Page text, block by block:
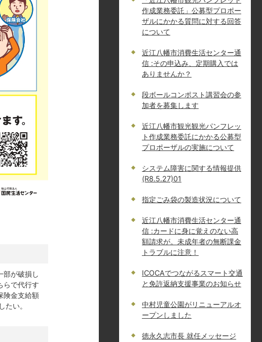
部が破損し
らで代行す
険金支給額
い。
作成業務委託」公募型プロポー
ザルにかかる質問に対する回答
について
近江八幡市消費生活センター通
信 :その申込み、定期購入では
ありませんか？
段ボールコンポスト講習会の参
加者を募集します
近江八幡市観光観光パンフレッ
ト作成業務委託にかかる公募型
プロポーザルの実施について
システム障害に関する情報提供
(R8.5.27)01
指定ごみ袋の製造状況について
近江八幡市消費生活センター通
信 :カードに身に覚えのない高
額請求が。未成年者の無断課金
トラブルに注意！
ICOCAでつながるスマート交通
と免許返納支援事業のお知らせ
中村児童公園がリニューアルオ
ープンしました
徳永久志市長 就任メッセージ